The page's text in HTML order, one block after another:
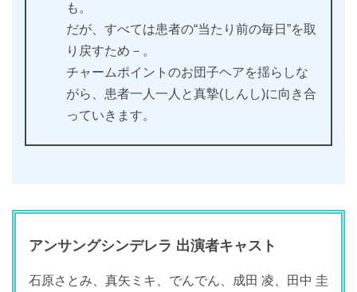
も。
だが、すべては患者の“当たり前の毎日”を取
り戻すため－。
チャームポイントのお団子ヘアを揺らしな
がら、患者一人一人と真摯(しんし)に向き合
っていきます。
アンサングシンデレラ 出演者キャスト
石原さとみ、真矢ミキ、でんでん、成田 凌、田中 圭